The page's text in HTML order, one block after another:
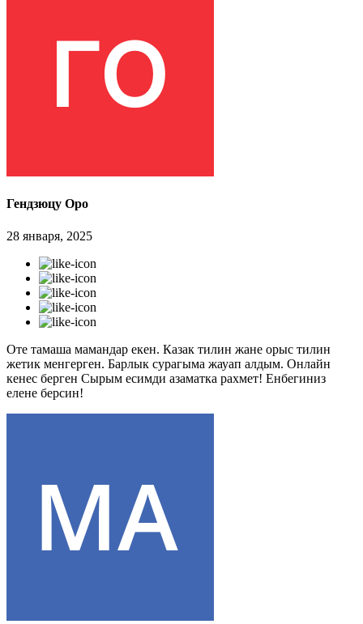
Гендзюцу Оро
28 января, 2025
Оте тамаша мамандар екен. Казак тилин жане орыс тилин
жетик менгерген. Барлык сурагыма жауап алдым. Онлайн
кенес берген Сырым есимди азаматка рахмет! Енбегиниз
елене берсин!